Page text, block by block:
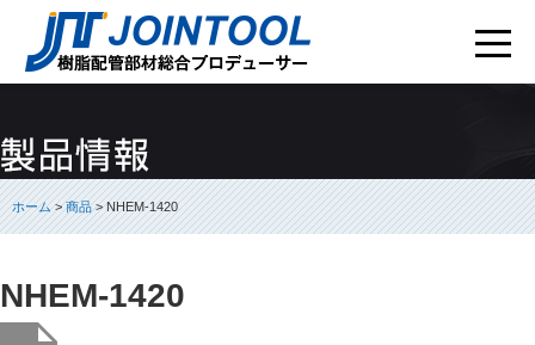
ホーム>商品> NHEM-1420
NHEM-1420